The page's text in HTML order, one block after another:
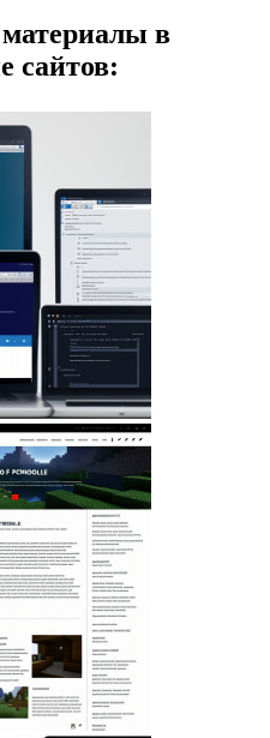
в
сайтов: